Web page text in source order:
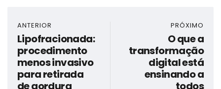
ANTERIOR
Lipofracionada:
procedimento
menos invasivo
para retirada
de gordura
PRÓXIMO
O que a
transformação
digital está
ensinando a
todos